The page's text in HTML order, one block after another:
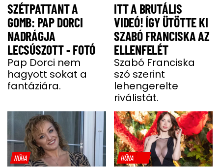
SZÉTPATTANT A
GOMB: PAP DORCI
NADRÁGJA
LECSÚSZOTT - FOTÓ
Pap Dorci nem
hagyott sokat a
fantáziára.
ITT A BRUTÁLIS
VIDEÓ! ÍGY ÜTÖTTE KI
SZABÓ FRANCISKA AZ
ELLENFELÉT
Szabó Franciska
szó szerint
lehengerelte
riválistát.
HŰHA HŰHA